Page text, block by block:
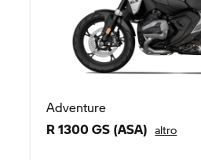
Adventure
R 1300 GS (ASA) altro